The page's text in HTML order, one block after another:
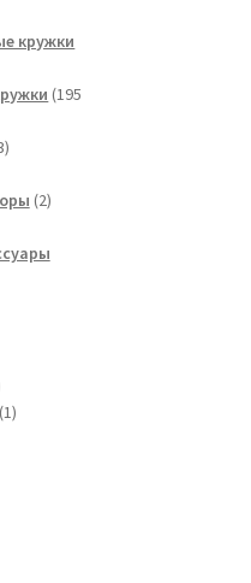
кружки
195
6283
22
товар
11